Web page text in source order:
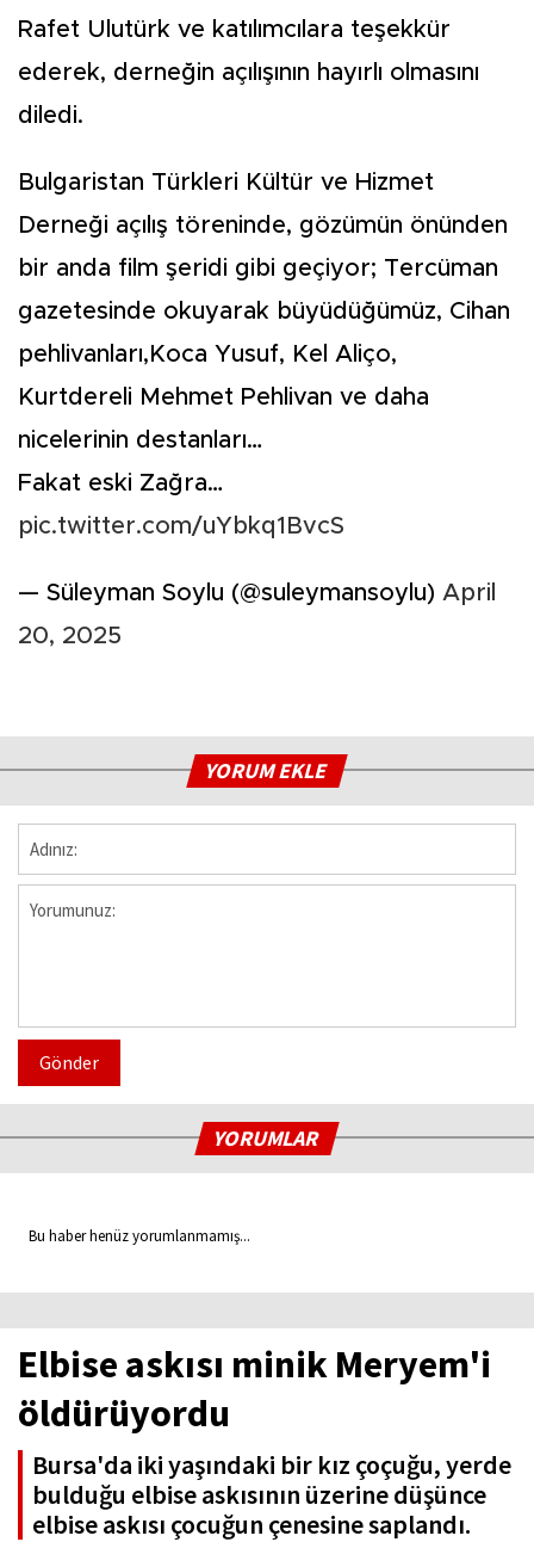
Rafet Ulutürk ve katılımcılara teşekkür
ederek, derneğin açılışının hayırlı olmasını
diledi.
Bulgaristan Türkleri Kültür ve Hizmet
Derneği açılış töreninde, gözümün önünden
bir anda film şeridi gibi geçiyor; Tercüman
gazetesinde okuyarak büyüdüğümüz, Cihan
pehlivanları,Koca Yusuf, Kel Aliço,
Kurtdereli Mehmet Pehlivan ve daha
nicelerinin destanları…
Fakat eski Zağra…
pic.twitter.com/uYbkq1BvcS
— Süleyman Soylu (@suleymansoylu) April
20, 2025
YORUM EKLE
Gönder
YORUMLAR
Bu haber henüz yorumlanmamış...
Elbise askısı minik Meryem'i
öldürüyordu
Bursa'da iki yaşındaki bir kız çoçuğu, yerde
bulduğu elbise askısının üzerine düşünce
elbise askısı çocuğun çenesine saplandı.